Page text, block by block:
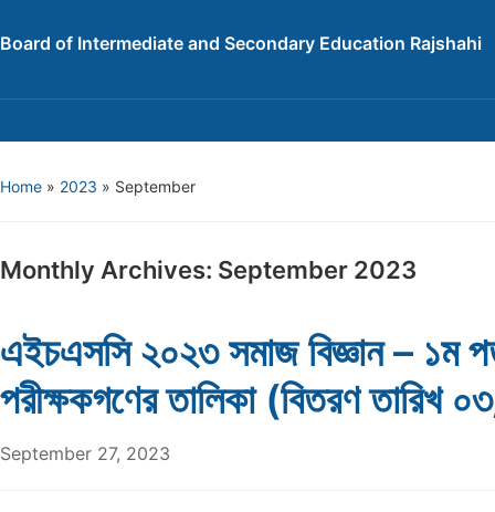
Board of Intermediate and Secondary Education Rajshahi
Home » 2023 » September
Monthly Archives: September 2023
এইচএসসি ২০২৩ সমাজ বিজ্ঞান – ১ম
পরীক্ষকগণের তালিকা (বিতরণ তারিখ
September 27, 2023